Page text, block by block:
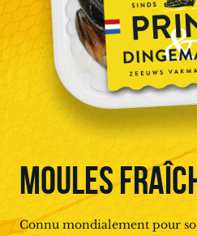
MOULES
Connu mondialement pour